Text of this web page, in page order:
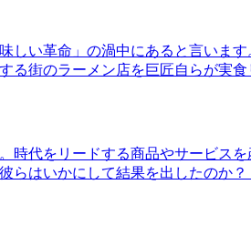
しい革命」の渦中にあると言いま
街のラーメン店を巨匠自らが実食
時代をリードする商品やサービス
らはいかにして結果を出したのか